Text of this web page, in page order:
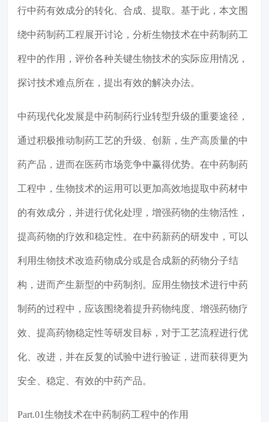
行中药有效成分的转化、合成、提取。基于此，本文围
绕中药制药工程展开讨论，分析生物技术在中药制药工
程中的作用，评价各种关键生物技术的实际应用情况，
探讨技术难点所在，提出有效的解决办法。
中药现代化发展是中药制药行业转型升级的重要途径，
通过积极推动制药工艺的升级、创新，生产高质量的中
药产品，进而在医药市场竞争中赢得优势。在中药制药
工程中，生物技术的运用可以更加高效地提取中药材中
的有效成分，并进行优化处理，增强药物的生物活性，
提高药物的疗效和稳定性。在中药新药的研发中，可以
利用生物技术改造药物成分或是合成新的药物分子结
构，进而产生新型的中药制剂。应用生物技术进行中药
制药的过程中，应该围绕着提升药物纯度、增强药物疗
效、提高药物稳定性等研发目标，对于工艺流程进行优
化、改进，并在反复的试验中进行验证，进而获得更为
安全、稳定、有效的中药产品。
Part.01生物技术在中药制药工程中的作用